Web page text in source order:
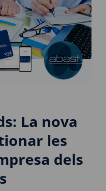
La nova
les
dels